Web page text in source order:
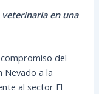
veterinaria en una
del
Nevado a la
al sector El